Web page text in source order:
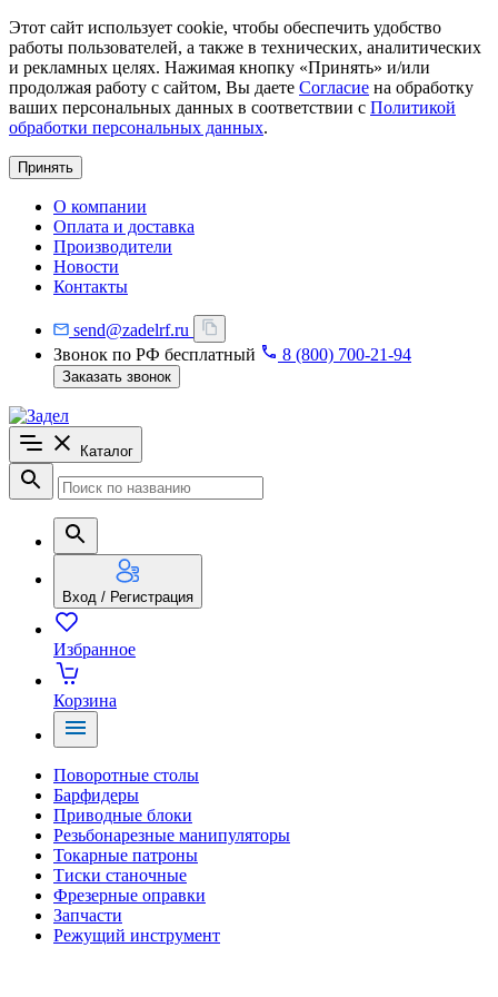
Этот сайт использует cookie, чтобы обеспечить удобство
работы пользователей, а также в технических, аналитических
и рекламных целях. Нажимая кнопку «Принять» и/или
продолжая работу с сайтом, Вы даете Согласие на обработку
ваших персональных данных в соответствии с Политикой
обработки персональных данных.
Принять
О компании
Оплата и доставка
Производители
Новости
Контакты
send@zadelrf.ru
Звонок по РФ бесплатный
8 (800) 700-21-94
Заказать звонок
Каталог
Вход / Регистрация
Избранное
Корзина
Поворотные столы
Барфидеры
Приводные блоки
Резьбонарезные манипуляторы
Токарные патроны
Тиски станочные
Фрезерные оправки
Запчасти
Режущий инструмент